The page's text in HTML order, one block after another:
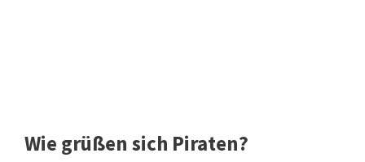
Wie grüßen sich Piraten?